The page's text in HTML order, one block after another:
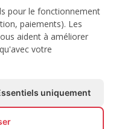
pour le fonctionnement
paiements). Les
aident à améliorer
votre
uniquement